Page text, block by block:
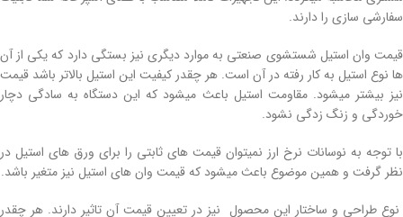
سفارشی سازی را دارند.
قیمت وان استیل شستشوی صنعتی به موارد دیگری نیز بستگی دارد که یکی از آن
ها نوع استیل به کار رفته در آن است. هر چقدر کیفیت این استیل بالاتر باشد قیمت
نیز بیشتر میشود. مقاومت استیل باعث میشود که این دستگاه به سادگی دچار
خوردگی و زنگ زدگی نشود.
با توجه به نوسانات نرخ ارز نمیتوان قیمت های ثابتی را برای ورق های استیل در
نظر گرفت و همین موضوع باعث میشود که قیمت وان های استیل نیز متغیر باشد.
نوع طراحی و ساختار این محصول نیز در تعیین قیمت آن تاثیر دارند. هر چقدر